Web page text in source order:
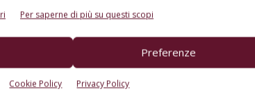
Per saperne di più su questi scopi
Preferenze
Cookie Policy Privacy Policy
le precipitazioni e i deflussi d’acqua